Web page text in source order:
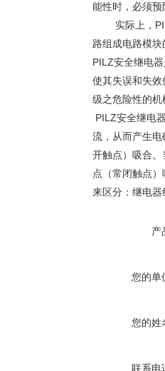
能性时，必须
实际上，PILZ
路组成电路模
PILZ安全继电
使其失误和失
级之危险性的
PILZ安全继电
流，从而产生
开触点）吸合
点（常闭触点
来区分：继电器
产
您的单
您的姓
联系电